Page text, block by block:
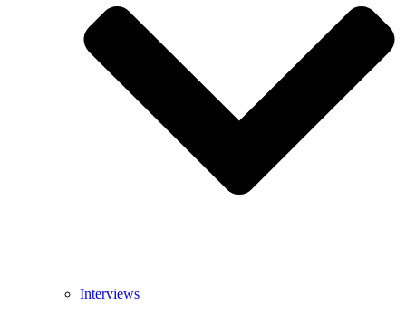
Interviews